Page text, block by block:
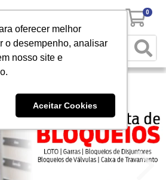
oferecer melhor
o desempenho, analisar
nosso site e
Aceitar Cookies
0